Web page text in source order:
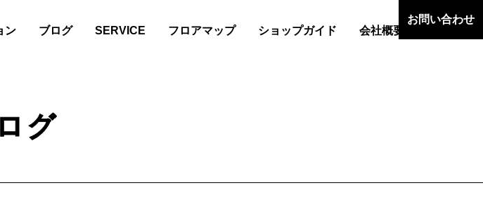
ン ブログ SERVICE フロアマップ ショップガイド 会社概要
お問い合わせ
グ